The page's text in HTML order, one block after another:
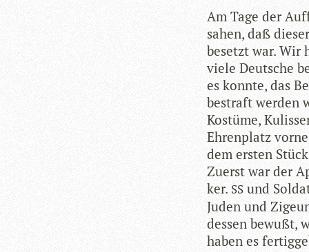
Am Tage der
sahen, daß
besetzt war. Wir
viele Deut­sche
es konnte, das
bestraft wer­den
Kos­tüme,
Ehren­platz
dem ers­ten
Zuerst war der
ker. SS und
Juden und
des­sen bewußt,
haben es